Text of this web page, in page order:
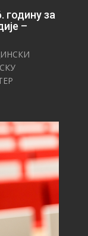
годину за
–